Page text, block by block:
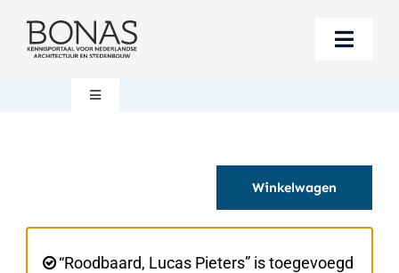
naar
Toggle
Berichten
Steun BONAS
Toggle
Winkelwagen
Winkelwagen
“Roodbaard, Lucas Pieters” is toegevoegd